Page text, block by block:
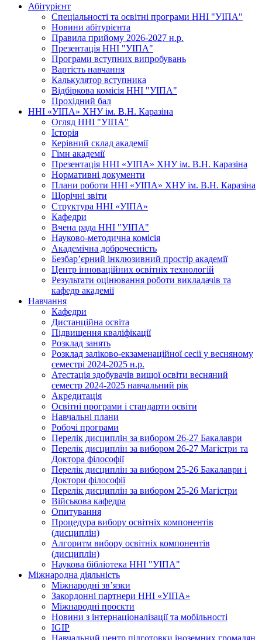
Абітурієнт
Спеціальності та освітні програми ННІ "УІПА"
Новини абітурієнта
Правила прийому 2026-2027 н.р.
Презентація ННІ "УІПА"
Програми вступних випробувань
Вартість навчання
Калькулятор вступника
Відбіркова комісія ННІ "УІПА"
Прохідний бал
ННІ «УІПА» ХНУ ім. В.Н. Каразіна
Огляд ННІ "УІПА"
Історія
Керівний склад академії
Гімн академії
Презентація ННІ «УІПА» ХНУ ім. В.Н. Каразіна
Нормативні документи
Плани роботи ННІ «УІПА» ХНУ ім. В.Н. Каразіна
Щорічні звіти
Структура ННІ «УІПА»
Кафедри
Вчена рада ННІ "УІПА"
Науково-методична комісія
Академічна доброчесність
Безбар’єрний інклюзивний простір академії
Центр інноваційних освітніх технологій
Результати оцінювання роботи викладачів та
кафедр академії
Навчання
Кафедри
Дистанційна освіта
Підвищення кваліфікації
Розклад занять
Розклад заліково-екзаменаційної сесії у весняному
семестрі 2024-2025 н.р.
Атестація здобувачів вищої освіти весняний
семестр 2024-2025 навчальний рік
Акредитація
Освітні програми і стандарти освіти
Навчальні плани
Робочі програми
Перелік дисциплін за вибором 26-27 Бакалаври
Перелік дисциплін за вибором 26-27 Магістри та
Доктора філософії
Перелік дисциплін за вибором 25-26 Бакалаври і
Доктори філософії
Перелік дисциплін за вибором 25-26 Магістри
Військова кафедра
Опитування
Процедура вибору освітніх компонентів
(дисциплін)
Алгоритм вибору освітніх компонентів
(дисциплін)
Наукова бібліотека ННІ "УІПА"
Міжнародна діяльність
Міжнародні зв’язки
Закордонні партнери ННІ «УІПА»
Міжнародні проєкти
Новини з інтернаціоналізації та мобільності
IGIP
Навчальний центр підготовки іноземних громадян